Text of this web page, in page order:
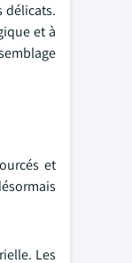
délicats.
et à
et
Les